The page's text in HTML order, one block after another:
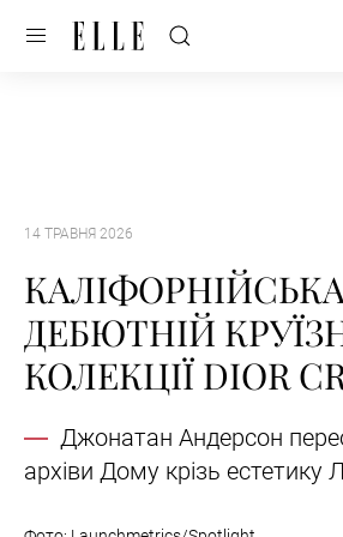
14 ТРАВНЯ 2026
ДЕБЮТНІЙ
КОЛЕКЦІЇ DIOR
Джонатан Андерсон
архіви Дому крізь естетику